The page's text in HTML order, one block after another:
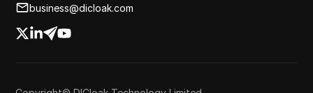
business@dicloak.com